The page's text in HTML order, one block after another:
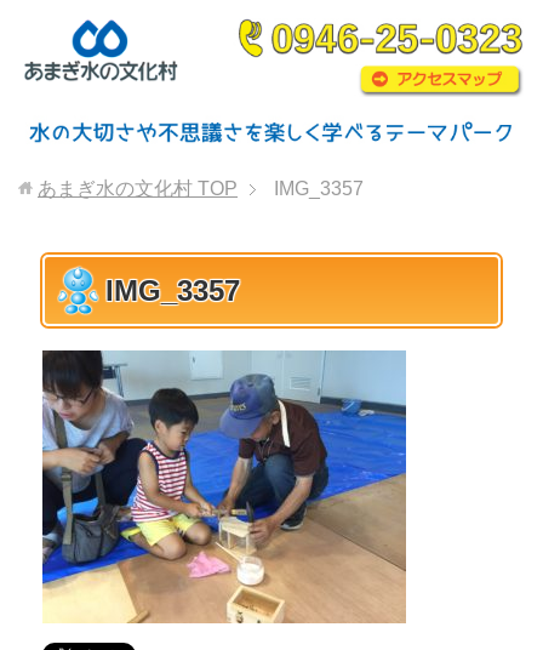
あまぎ水の文化村 TOP IMG_3357
IMG_3357